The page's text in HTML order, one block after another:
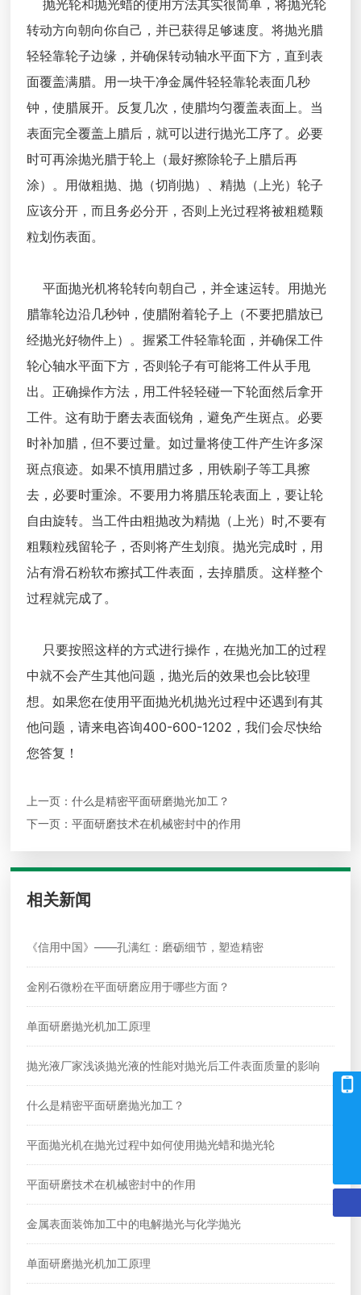
抛光轮和抛光蜡的使用方法其实很简单，将抛光轮
转动方向朝向你自己，并已获得足够速度。将抛光腊
轻轻靠轮子边缘，并确保转动轴水平面下方，直到表
面覆盖满腊。用一块干净金属件轻轻靠轮表面几秒
钟，使腊展开。反复几次，使腊均匀覆盖表面上。当
表面完全覆盖上腊后，就可以进行抛光工序了。必要
时可再涂抛光腊于轮上（最好擦除轮子上腊后再
涂）。用做粗抛、抛（切削抛）、精抛（上光）轮子
应该分开，而且务必分开，否则上光过程将被粗糙颗
粒划伤表面。
平面抛光机将轮转向朝自己，并全速运转。用抛光
腊靠轮边沿几秒钟，使腊附着轮子上（不要把腊放已
经抛光好物件上）。握紧工件轻靠轮面，并确保工件
轮心轴水平面下方，否则轮子有可能将工件从手甩
出。正确操作方法，用工件轻轻碰一下轮面然后拿开
工件。这有助于磨去表面锐角，避免产生斑点。必要
时补加腊，但不要过量。如过量将使工件产生许多深
斑点痕迹。如果不慎用腊过多，用铁刷子等工具擦
去，必要时重涂。不要用力将腊压轮表面上，要让轮
自由旋转。当工件由粗抛改为精抛（上光）时,不要有
粗颗粒残留轮子，否则将产生划痕。抛光完成时，用
沾有滑石粉软布擦拭工件表面，去掉腊质。这样整个
过程就完成了。
只要按照这样的方式进行操作，在抛光加工的过程
中就不会产生其他问题，抛光后的效果也会比较理
想。如果您在使用平面抛光机抛光过程中还遇到有其
他问题，请来电咨询400-600-1202，我们会尽快给
您答复！
上一页：什么是精密平面研磨抛光加工？
下一页：平面研磨技术在机械密封中的作用
相关新闻
《信用中国》——孔满红：磨砺细节，塑造精密
金刚石微粉在平面研磨应用于哪些方面？
单面研磨抛光机加工原理
抛光液厂家浅谈抛光液的性能对抛光后工件表面质量的影响
什么是精密平面研磨抛光加工？
平面抛光机在抛光过程中如何使用抛光蜡和抛光轮
平面研磨技术在机械密封中的作用
金属表面装饰加工中的电解抛光与化学抛光
单面研磨抛光机加工原理